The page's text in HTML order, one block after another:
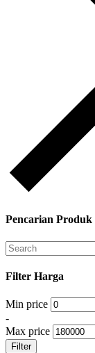
Pencarian Produk
Filter Harga
Min price
-
Max price
Filter